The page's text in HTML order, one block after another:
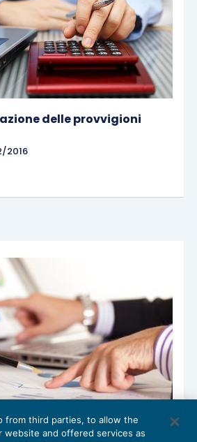
delle provvigioni
2016
from third parties, to allow the
website and offered services as